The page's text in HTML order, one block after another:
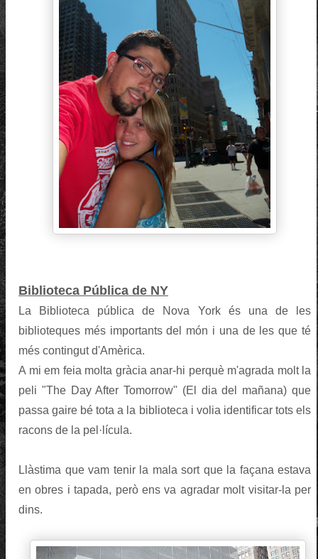
Biblioteca Pública de NY
La Biblioteca pública de Nova York és una de les
biblioteques més importants del món i una de les que té
més contingut d'Amèrica.
A mi em feia molta gràcia anar-hi perquè m'agrada molt la
peli "The Day After Tomorrow" (El dia del mañana) que
passa gaire bé tota a la biblioteca i volia identificar tots els
racons de la pel·lícula.
Llàstima que vam tenir la mala sort que la façana estava
en obres i tapada, però ens va agradar molt visitar-la per
dins.